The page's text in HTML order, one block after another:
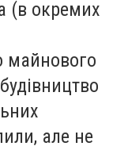
(в окремих
майнового
але не